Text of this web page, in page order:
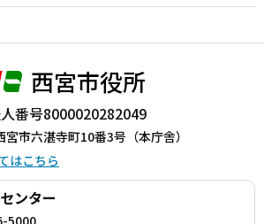
西宮市役所
番号8000020282049
市六湛寺町10番3号（本庁舎）
はこちら
ンター